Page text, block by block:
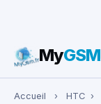
Rechercher :
MyGSM
Accueil › HTC ›